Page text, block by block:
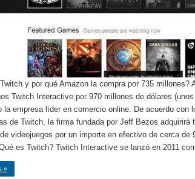
y por qué Amazon la compra por 735 millones?
Twitch Interactive por 970 millones de dólares
la empresa líder en comercio online. De acuerdo con
de Twitch, la firma fundada por Jeff Bezos
videojuegos por un importe en efectivo de cerca de
es Twitch? Twitch Interactive se lanzó en 2011
»